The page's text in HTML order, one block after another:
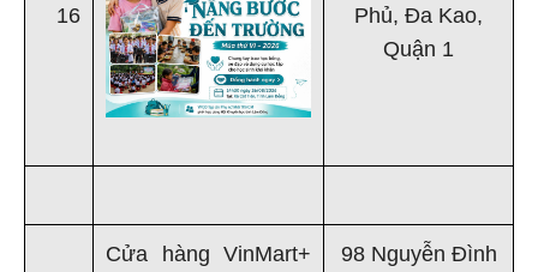
16
Phủ, Đa Kao,
Quận 1
Cửa hàng VinMart+
98 Nguyễn Đình